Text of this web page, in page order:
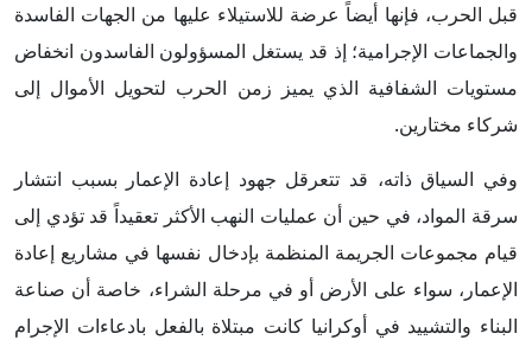
قبل الحرب، فإنها أيضاً عرضة للاستيلاء عليها من الجهات الفاسدة
والجماعات الإجرامية؛ إذ قد يستغل المسؤولون الفاسدون انخفاض
مستويات الشفافية الذي يميز زمن الحرب لتحويل الأموال إلى
شركاء مختارين.
وفي السياق ذاته، قد تتعرقل جهود إعادة الإعمار بسبب انتشار
سرقة المواد، في حين أن عمليات النهب الأكثر تعقيداً قد تؤدي إلى
قيام مجموعات الجريمة المنظمة بإدخال نفسها في مشاريع إعادة
الإعمار، سواء على الأرض أو في مرحلة الشراء، خاصة أن صناعة
البناء والتشييد في أوكرانيا كانت مبتلاة بالفعل بادعاءات الإجرام